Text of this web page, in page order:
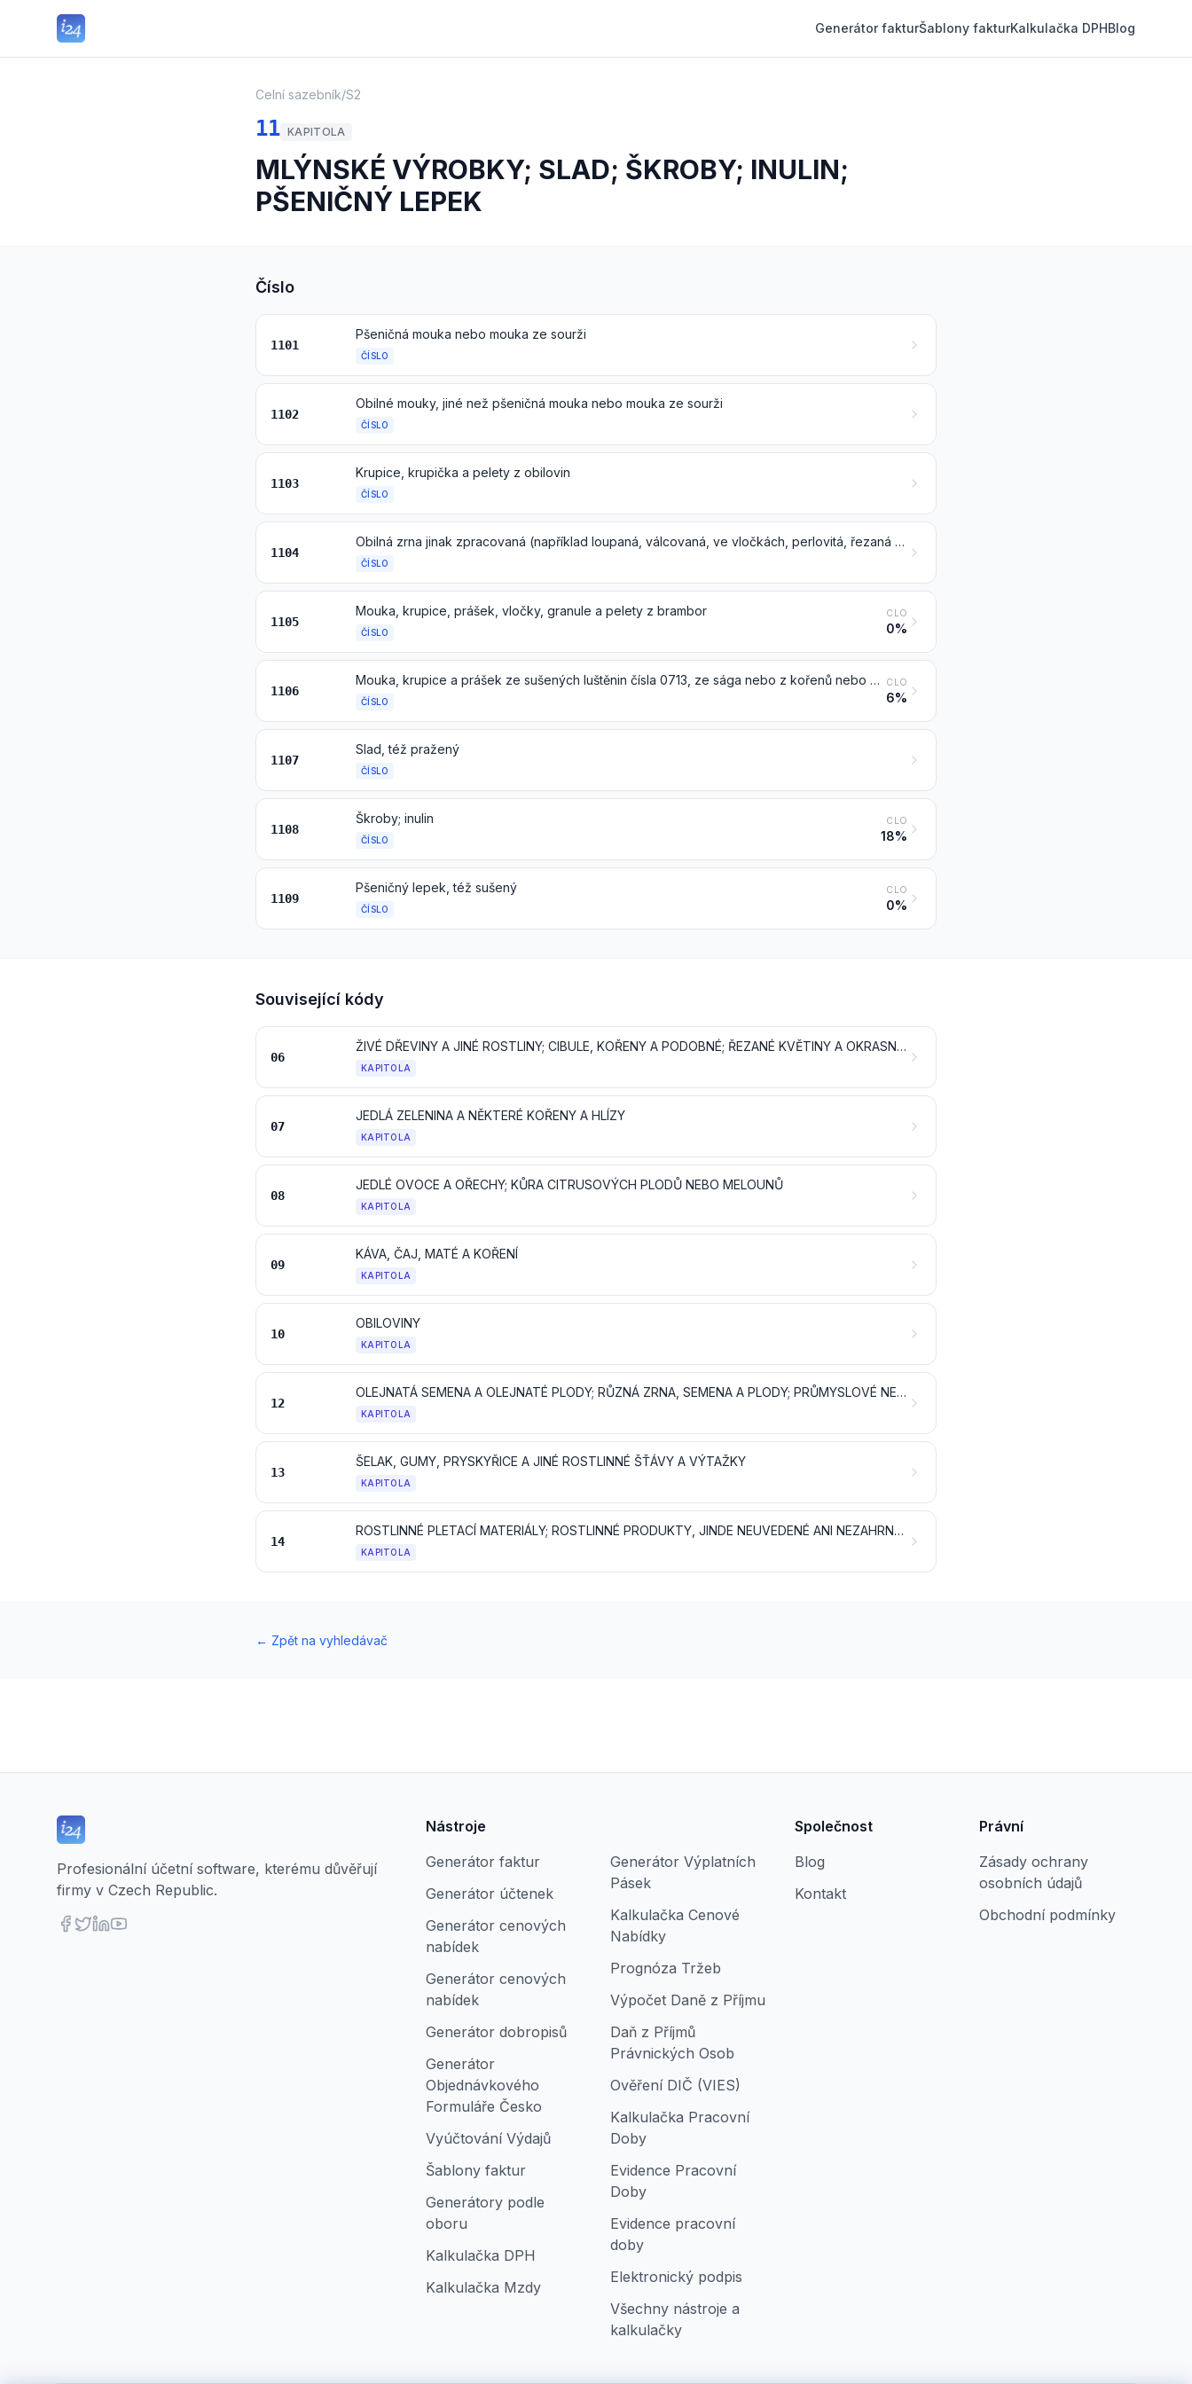
Generátor fakturŠablony fakturKalkulačka DPHBlog
Celní sazebník/S2
11 KAPITOLA
MLÝNSKÉ VÝROBKY; SLAD; ŠKROBY; INULIN;
PŠENIČNÝ LEPEK
Číslo
1101
Pšeničná mouka nebo mouka ze sourži
ČÍSLO
1102
Obilné mouky, jiné než pšeničná mouka nebo mouka ze sourži
ČÍSLO
1103
Krupice, krupička a pelety z obilovin
ČÍSLO
1104
Obilná zrna jinak zpracovaná (například loupaná, válcovaná, ve vločkách, perlovitá, řezaná nebo šrotovaná), vyjma rýže čísla 1006; obilné (zárodečné) klíčky, celé, rozválcované, ve vločkách nebo drcené
ČÍSLO
1105
Mouka, krupice, prášek, vločky, granule a pelety z brambor
ČÍSLO
CLO
0%
1106
Mouka, krupice a prášek ze sušených luštěnin čísla 0713, ze sága nebo z kořenů nebo hlíz čísla 0714 nebo z výrobků kapitoly 8
ČÍSLO
CLO
6%
1107
Slad, též pražený
ČÍSLO
1108
Škroby; inulin
ČÍSLO
CLO
18%
1109
Pšeničný lepek, též sušený
ČÍSLO
CLO
0%
Související kódy
06
ŽIVÉ DŘEVINY A JINÉ ROSTLINY; CIBULE, KOŘENY A PODOBNÉ; ŘEZANÉ KVĚTINY A OKRASNÁ ZELEŇ
KAPITOLA
07
JEDLÁ ZELENINA A NĚKTERÉ KOŘENY A HLÍZY
KAPITOLA
08
JEDLÉ OVOCE A OŘECHY; KŮRA CITRUSOVÝCH PLODŮ NEBO MELOUNŮ
KAPITOLA
09
KÁVA, ČAJ, MATÉ A KOŘENÍ
KAPITOLA
10
OBILOVINY
KAPITOLA
12
OLEJNATÁ SEMENA A OLEJNATÉ PLODY; RŮZNÁ ZRNA, SEMENA A PLODY; PRŮMYSLOVÉ NEBO LÉČIVÉ ROSTLINY; SLÁMA A PÍCNINY
KAPITOLA
13
ŠELAK, GUMY, PRYSKYŘICE A JINÉ ROSTLINNÉ ŠŤÁVY A VÝTAŽKY
KAPITOLA
14
ROSTLINNÉ PLETACÍ MATERIÁLY; ROSTLINNÉ PRODUKTY, JINDE NEUVEDENÉ ANI NEZAHRNUTÉ
KAPITOLA
← Zpět na vyhledávač
Profesionální účetní software, kterému důvěřují
firmy v Czech Republic.
Nástroje
Generátor faktur
Generátor účtenek
Generátor cenových
nabídek
Generátor cenových
nabídek
Generátor dobropisů
Generátor
Objednávkového
Formuláře Česko
Vyúčtování Výdajů
Šablony faktur
Generátory podle
oboru
Kalkulačka DPH
Kalkulačka Mzdy
Generátor Výplatních
Pásek
Kalkulačka Cenové
Nabídky
Prognóza Tržeb
Výpočet Daně z Příjmu
Daň z Příjmů
Právnických Osob
Ověření DIČ (VIES)
Kalkulačka Pracovní
Doby
Evidence Pracovní
Doby
Evidence pracovní
doby
Elektronický podpis
Všechny nástroje a
kalkulačky
Společnost
Blog
Kontakt
Právní
Zásady ochrany
osobních údajů
Obchodní podmínky